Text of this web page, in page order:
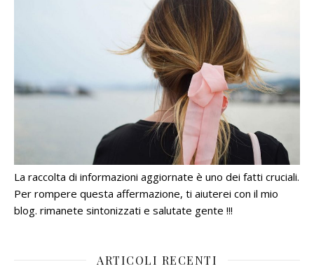
La raccolta di informazioni aggiornate è uno dei fatti cruciali.
Per rompere questa affermazione, ti aiuterei con il mio
blog. rimanete sintonizzati e salutate gente !!!
ARTICOLI RECENTI